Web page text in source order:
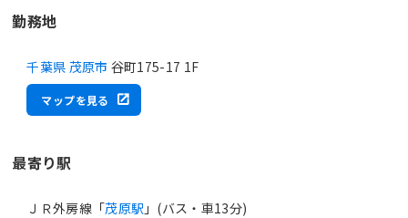
勤務地
千葉県 茂原市 谷町175-17 1F
マップを見る
最寄り駅
ＪＲ外房線「茂原駅 」(バス・車13分)